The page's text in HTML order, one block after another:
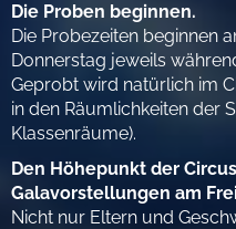
Die Proben beginnen.
Die Probezeiten beginnen
Donnerstag jeweils
Geprobt wird natürlich im
in den Räumlichkeiten der
Klassenräume).
Den Höhepunkt der
Galavorstellungen am
Nicht nur Eltern und